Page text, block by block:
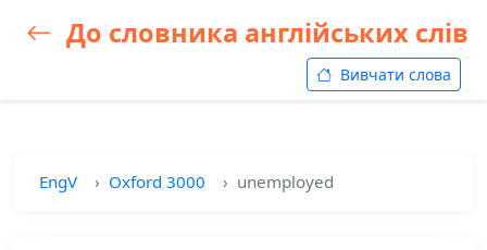
До словника англійських слів
Вивчати слова
EngV Oxford 3000 unemployed